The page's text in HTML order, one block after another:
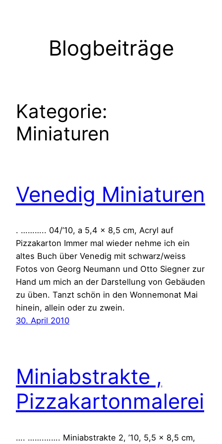
Blogbeiträge
Kategorie:
Miniaturen
Venedig Miniaturen
. ……….. 04/’10, a 5,4 x 8,5 cm, Acryl auf
Pizzakarton Immer mal wieder nehme ich ein
altes Buch über Venedig mit schwarz/weiss
Fotos von Georg Neumann und Otto Siegner zur
Hand um mich an der Darstellung von Gebäuden
zu üben. Tanzt schön in den Wonnemonat Mai
hinein, allein oder zu zwein.
30. April 2010
Miniabstrakte ,
Pizzakartonmalerei
…. …….……. Miniabstrakte 2, ’10, 5,5 x 8,5 cm,